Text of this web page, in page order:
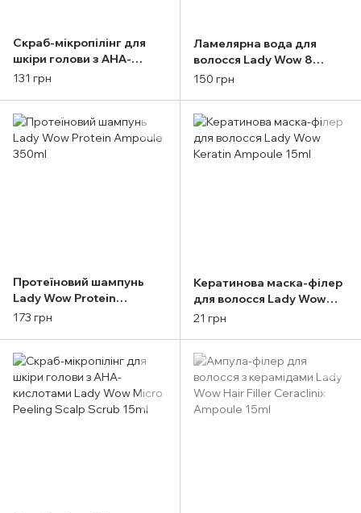
Скраб-мікропілінг для
шкіри голови з АНА-
кислотами LADY WOW
131 грн
Ламелярна вода для
волосся Lady Wow 8
секунд 200ml
150 грн
Протеїновий шампунь
Lady Wow Protein
Ampoule 350ml
173 грн
Кератинова маска-філер
для волосся Lady Wow
Keratin Ampoule 15ml
21 грн